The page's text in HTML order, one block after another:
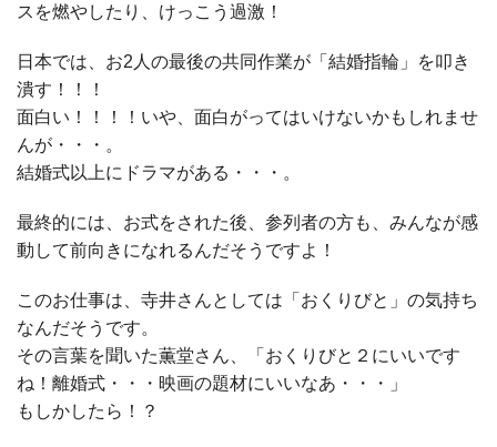
スを燃やしたり、けっこう過激！
日本では、お2人の最後の共同作業が「結婚指輪」を叩き
潰す！！！
面白い！！！！いや、面白がってはいけないかもしれませ
んが・・・。
結婚式以上にドラマがある・・・。
最終的には、お式をされた後、参列者の方も、みんなが感
動して前向きになれるんだそうですよ！
このお仕事は、寺井さんとしては「おくりびと」の気持ち
なんだそうです。
その言葉を聞いた薫堂さん、「おくりびと２にいいです
ね！離婚式・・・映画の題材にいいなあ・・・」
もしかしたら！？